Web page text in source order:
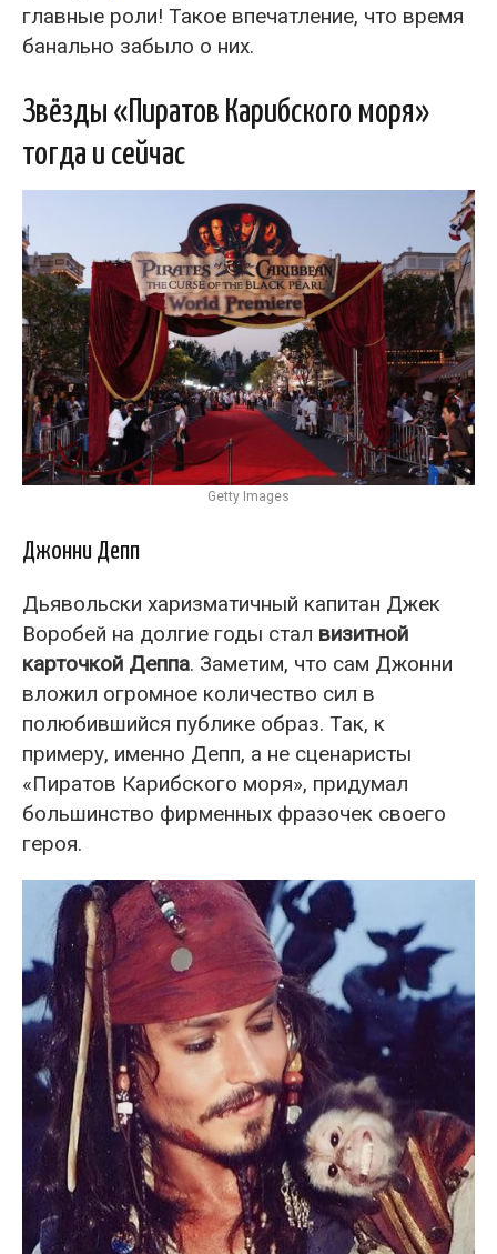
главные роли! Такое впечатление, что время
банально забыло о них.
Звёзды «Пиратов Карибского моря»
тогда и сейчас
Getty Images
Джонни Депп
Дьявольски харизматичный капитан Джек
Воробей на долгие годы стал визитной
карточкой Деппа. Заметим, что сам Джонни
вложил огромное количество сил в
полюбившийся публике образ. Так, к
примеру, именно Депп, а не сценаристы
«Пиратов Карибского моря», придумал
большинство фирменных фразочек своего
героя.